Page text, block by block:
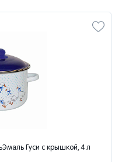
Гуси с крышкой, 4 л